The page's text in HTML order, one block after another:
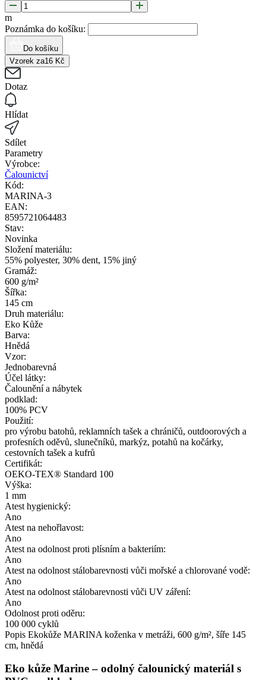
m
Poznámka do košíku:
Do košíku
Vzorek za16 Kč
Dotaz
Hlídat
Sdílet
Parametry
Výrobce:
Čalounictví
Kód:
MARINA-3
EAN:
8595721064483
Stav:
Novinka
Složení materiálu:
55% polyester, 30% dent, 15% jiný
Gramáž:
600 g/m²
Šířka:
145 cm
Druh materiálu:
Eko Kůže
Barva:
Hnědá
Vzor:
Jednobarevná
Účel látky:
Čalounění a nábytek
podklad:
100% PCV
Použití:
pro výrobu batohů, reklamních tašek a chráničů, outdoorových a
profesních oděvů, slunečníků, markýz, potahů na kočárky,
cestovních tašek a kufrů
Certifikát:
OEKO-TEX® Standard 100
Výška:
1 mm
Atest hygienický:
Ano
Atest na nehořlavost:
Ano
Atest na odolnost proti plísním a bakteriím:
Ano
Atest na odolnost stálobarevnosti vůči mořské a chlorované vodě:
Ano
Atest na odolnost stálobarevnosti vůči UV záření:
Ano
Odolnost proti oděru:
100 000 cyklů
Popis Ekokůže MARINA koženka v metráži, 600 g/m², šíře 145
cm, hnědá
Eko kůže Marine – odolný čalounický materiál s